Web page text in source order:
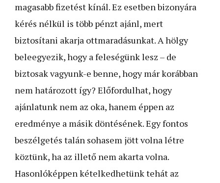
magasabb fizetést kínál. Ez esetben bizonyára
kérés nélkül is több pénzt ajánl, mert
biztosítani akarja ottmaradásunkat. A hölgy
beleegyezik, hogy a feleségünk lesz – de
biztosak vagyunk-e benne, hogy már korábban
nem határozott így? Előfordulhat, hogy
ajánlatunk nem az oka, hanem éppen az
eredménye a másik döntésének. Egy fontos
beszélgetés talán sohasem jött volna létre
köztünk, ha az illető nem akarta volna.
Hasonlóképpen kételkedhetünk tehát az